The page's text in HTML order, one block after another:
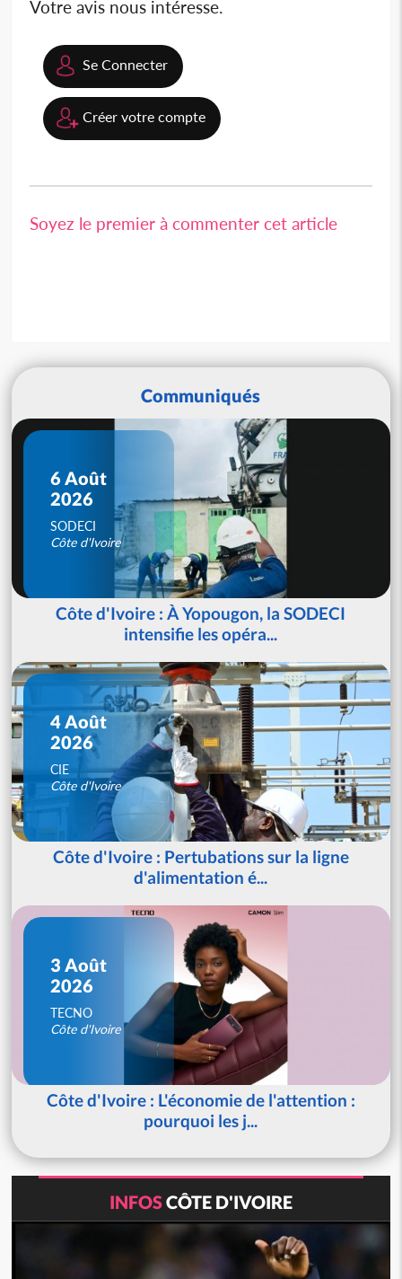
Votre avis nous intéresse.
Se Connecter
Créer votre compte
Soyez le premier à commenter cet article
Communiqués
6 Août
2026
SODECI
Côte d'Ivoire
Côte d'Ivoire : À Yopougon, la SODECI
intensifie les opéra...
4 Août
2026
CIE
Côte d'Ivoire
Côte d'Ivoire : Pertubations sur la ligne
d'alimentation é...
3 Août
2026
TECNO
Côte d'Ivoire
Côte d'Ivoire : L'économie de l'attention :
pourquoi les j...
INFOSCÔTE D'IVOIRE